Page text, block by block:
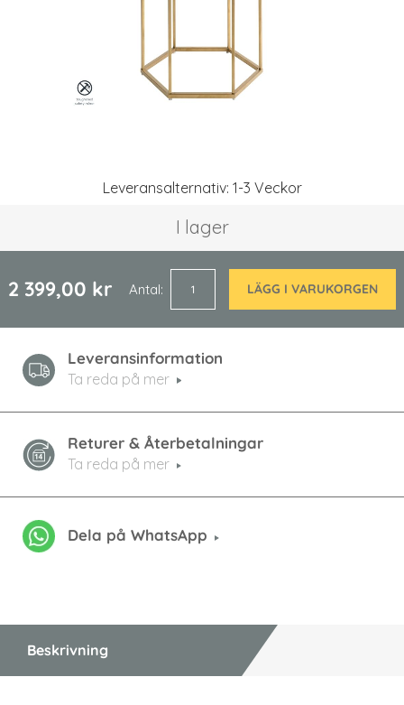
Leveransalternativ: 1-3 Veckor
I lager
2 399,00 kr Antal LÄGG I VARUKORGEN
Leveransinformation
Ta reda på mer
Returer & Återbetalningar
Ta reda på mer
Dela på WhatsApp
Beskrivning